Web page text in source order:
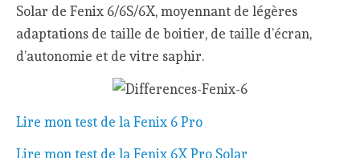
Solar de Fenix 6/6S/6X, moyennant de légères
adaptations de taille de boitier, de taille d’écran,
d’autonomie et de vitre saphir.
Lire mon test de la Fenix 6 Pro
Lire mon test de la Fenix 6X Pro Solar